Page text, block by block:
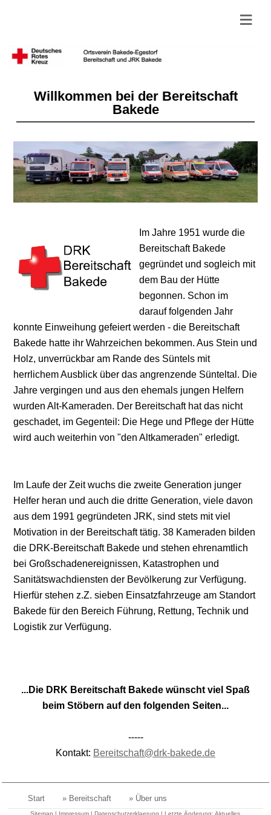
≡
Willkommen bei der Bereitschaft
Bakede
Im Jahre 1951 wurde die
Bereitschaft Bakede
gegründet und sogleich mit
dem Bau der Hütte
begonnen. Schon im
darauf folgenden Jahr
konnte Einweihung gefeiert werden - die Bereitschaft
Bakede hatte ihr Wahrzeichen bekommen. Aus Stein und
Holz, unverrückbar am Rande des Süntels mit
herrlichem Ausblick über das angrenzende Sünteltal. Die
Jahre vergingen und aus den ehemals jungen Helfern
wurden Alt-Kameraden. Der Bereitschaft hat das nicht
geschadet, im Gegenteil: Die Hege und Pflege der Hütte
wird auch weiterhin von "den Altkameraden" erledigt.
Im Laufe der Zeit wuchs die zweite Generation junger
Helfer heran und auch die dritte Generation, viele davon
aus dem 1991 gegründeten JRK, sind stets mit viel
Motivation in der Bereitschaft tätig. 38 Kameraden bilden
die DRK-Bereitschaft Bakede und stehen ehrenamtlich
bei Großschadenereignissen, Katastrophen und
Sanitätswachdiensten der Bevölkerung zur Verfügung.
Hierfür stehen z.Z. sieben Einsatzfahrzeuge am Standort
Bakede für den Bereich Führung, Rettung, Technik und
Logistik zur Verfügung.
...Die DRK Bereitschaft Bakede wünscht viel Spaß
beim Stöbern auf den folgenden Seiten...
-----
Kontakt: Bereitschaft@drk-bakede.de
Start » Bereitschaft » Über uns
Sitemap | Impressum |Datenschutzerklaerung | Letzte Änderung:Aktuelles